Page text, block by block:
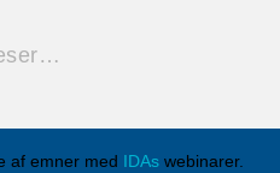
af emner med IDAs webinarer.